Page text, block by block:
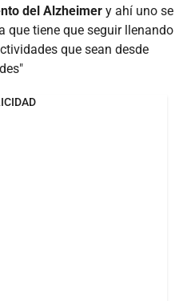
del Alzheimer y ahí uno se
que tiene que seguir llenando
que sean desde